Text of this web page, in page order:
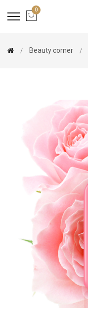
0
Beauty corner